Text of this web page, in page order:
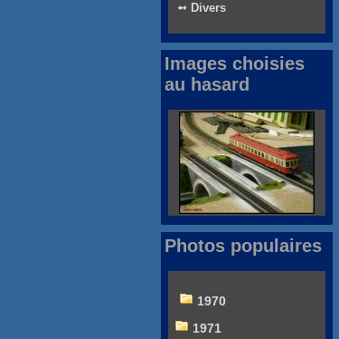
➻ Divers
Images choisies
au hasard
Photos populaires
1970
1971